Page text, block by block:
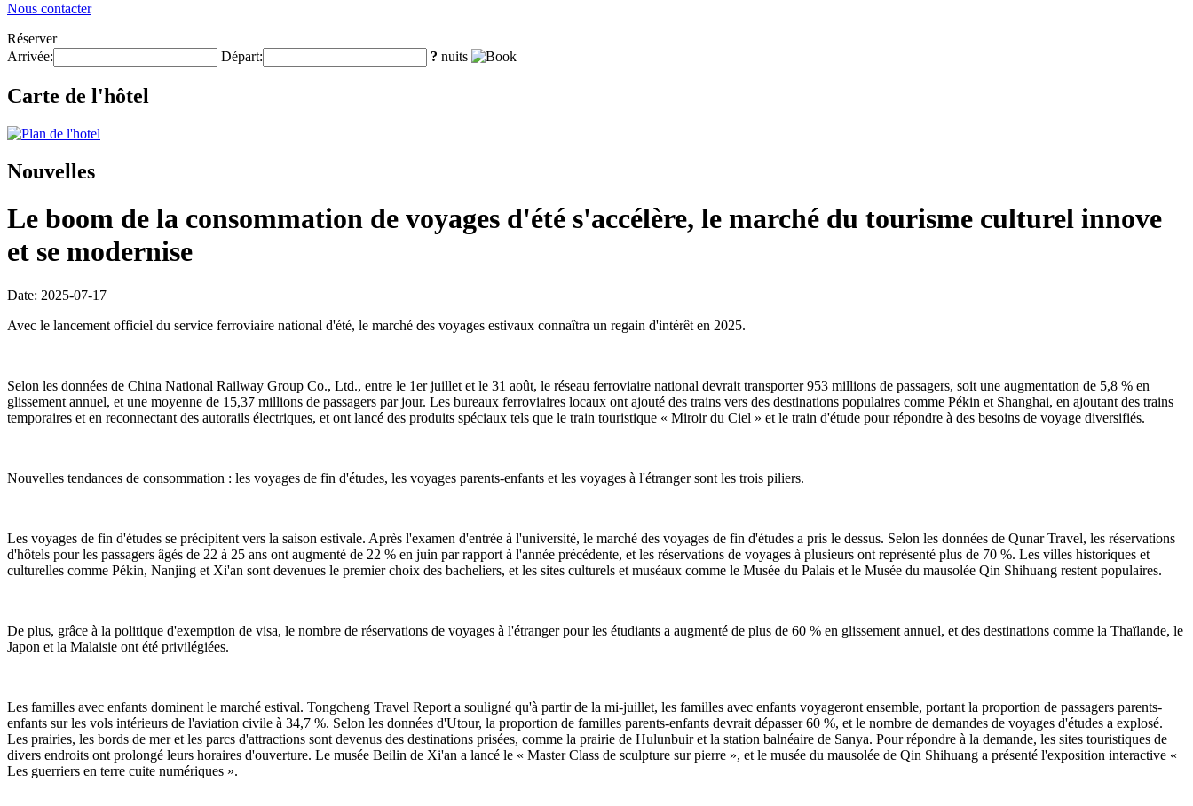
Nous contacter
Réserver
Arrivée:
Départ: ? nuits
Carte de l'hôtel
Nouvelles
Le boom de la consommation de voyages d'été s'accélère, le marché du tourisme culturel innove
et se modernise
Date: 2025-07-17
Avec le lancement officiel du service ferroviaire national d'été, le marché des voyages estivaux connaîtra un regain d'intérêt en 2025.
Selon les données de China National Railway Group Co., Ltd., entre le 1er juillet et le 31 août, le réseau ferroviaire national devrait transporter 953 millions de passagers, soit une augmentation de 5,8 % en
glissement annuel, et une moyenne de 15,37 millions de passagers par jour. Les bureaux ferroviaires locaux ont ajouté des trains vers des destinations populaires comme Pékin et Shanghai, en ajoutant des trains
temporaires et en reconnectant des autorails électriques, et ont lancé des produits spéciaux tels que le train touristique « Miroir du Ciel » et le train d'étude pour répondre à des besoins de voyage diversifiés.
Nouvelles tendances de consommation : les voyages de fin d'études, les voyages parents-enfants et les voyages à l'étranger sont les trois piliers.
Les voyages de fin d'études se précipitent vers la saison estivale. Après l'examen d'entrée à l'université, le marché des voyages de fin d'études a pris le dessus. Selon les données de Qunar Travel, les réservations
d'hôtels pour les passagers âgés de 22 à 25 ans ont augmenté de 22 % en juin par rapport à l'année précédente, et les réservations de voyages à plusieurs ont représenté plus de 70 %. Les villes historiques et
culturelles comme Pékin, Nanjing et Xi'an sont devenues le premier choix des bacheliers, et les sites culturels et muséaux comme le Musée du Palais et le Musée du mausolée Qin Shihuang restent populaires.
De plus, grâce à la politique d'exemption de visa, le nombre de réservations de voyages à l'étranger pour les étudiants a augmenté de plus de 60 % en glissement annuel, et des destinations comme la Thaïlande, le
Japon et la Malaisie ont été privilégiées.
Les familles avec enfants dominent le marché estival. Tongcheng Travel Report a souligné qu'à partir de la mi-juillet, les familles avec enfants voyageront ensemble, portant la proportion de passagers parents-
enfants sur les vols intérieurs de l'aviation civile à 34,7 %. Selon les données d'Utour, la proportion de familles parents-enfants devrait dépasser 60 %, et le nombre de demandes de voyages d'études a explosé.
Les prairies, les bords de mer et les parcs d'attractions sont devenus des destinations prisées, comme la prairie de Hulunbuir et la station balnéaire de Sanya. Pour répondre à la demande, les sites touristiques de
divers endroits ont prolongé leurs horaires d'ouverture. Le musée Beilin de Xi'an a lancé le « Master Class de sculpture sur pierre », et le musée du mausolée de Qin Shihuang a présenté l'exposition interactive «
Les guerriers en terre cuite numériques ».